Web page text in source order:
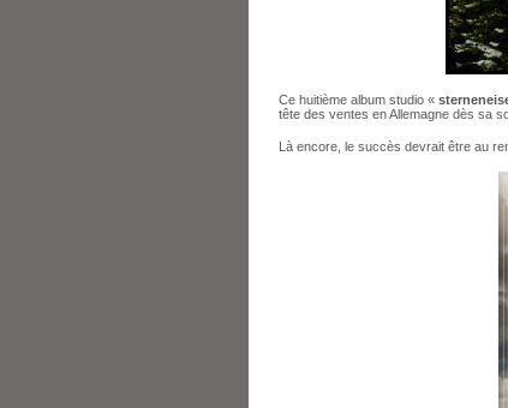
Ce huitième album studio «
tête des ventes en Allemagne dès sa
Là encore, le succès devrait être au